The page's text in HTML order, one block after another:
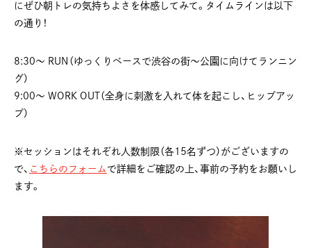
にぜひ朝トレの気持ちよさを体感してみて。タイムラインは以下
の通り！
8:30〜 RUN（ゆっくりペースで渋谷の街〜公園に向けてランニン
グ）
9:00〜 WORK OUT（全身に刺激を入れて体を起こし、ヒップアッ
プ）
※セッションはそれぞれ人数制限（各15名ずつ）がございますの
で、 こちらのフォーム で詳細をご確認の上、事前の予約をお願いし
ます。